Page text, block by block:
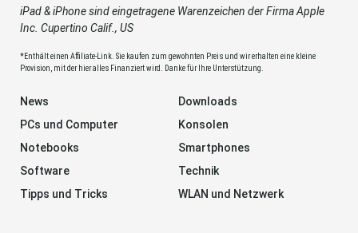
iPad & iPhone sind eingetragene Warenzeichen der Firma Apple
Inc. Cupertino Calif., US
*Enthält einen Affiliate-Link. Sie kaufen zum gewohnten Preis und wir erhalten eine kleine
Provision, mit der hier alles Finanziert wird. Danke für Ihre Unterstützung.
News
Downloads
PCs und Computer
Konsolen
Notebooks
Smartphones
Software
Technik
Tipps und Tricks
WLAN und Netzwerk